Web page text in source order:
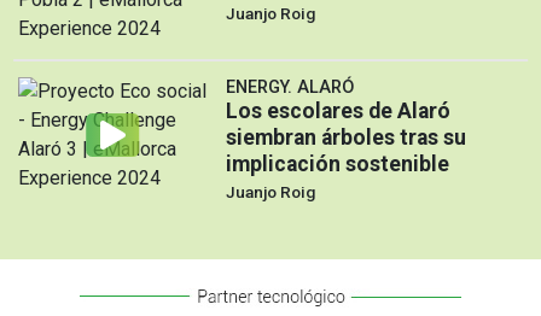
Juanjo Roig
ENERGY. ALARÓ
Los escolares de Alaró
siembran árboles tras su
implicación sostenible
Juanjo Roig